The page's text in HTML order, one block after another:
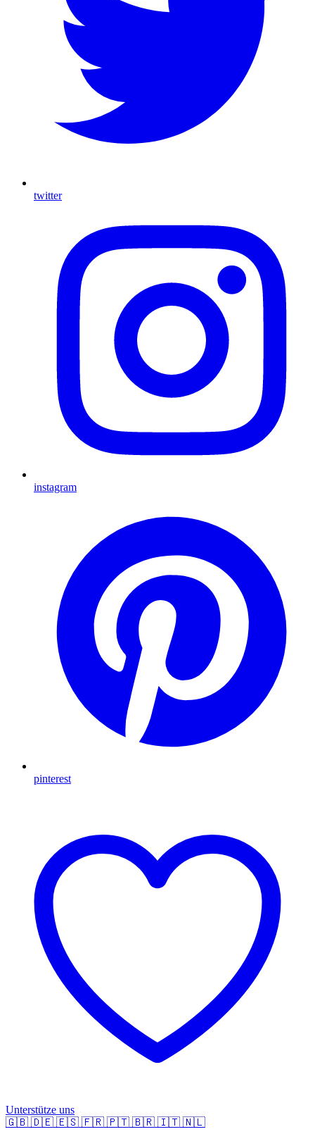
twitter
instagram
pinterest
Unterstütze uns
🇬🇧 🇩🇪 🇪🇸 🇫🇷 🇵🇹 🇧🇷 🇮🇹 🇳🇱